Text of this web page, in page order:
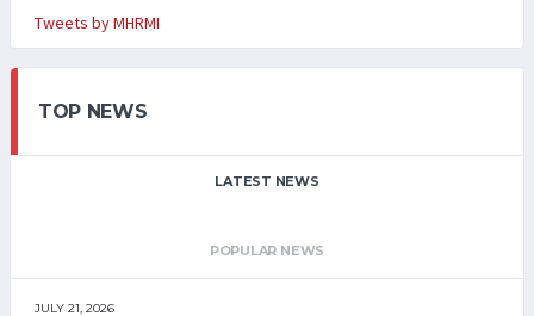
Tweets by MHRMI
TOP NEWS
LATEST NEWS
POPULAR NEWS
JULY 21, 2026